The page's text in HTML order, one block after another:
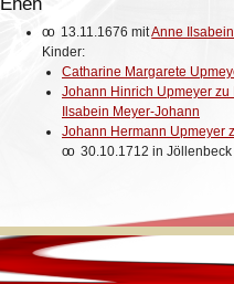
oo 13.11.1676 mitAnne
Kinder:
Catharine Margarete
Johann Hinrich Upmeyer
Ilsabein Meyer-Johann
Johann Hermann Upmeyer
oo 30.10.1712 in